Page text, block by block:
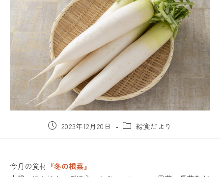
2023年12月20日 給食だより
今月の食材 『冬の根菜』